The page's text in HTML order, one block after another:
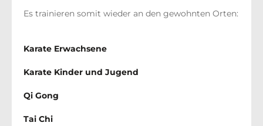
Es trainieren somit wieder an den gewohnten Orten:
Karate Erwachsene
Karate Kinder und Jugend
Qi Gong
Tai Chi